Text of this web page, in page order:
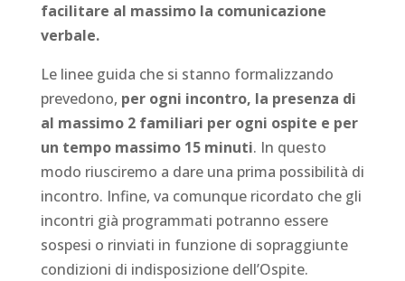
facilitare al massimo la comunicazione
verbale.
Le linee guida che si stanno formalizzando
prevedono, per ogni incontro, la presenza di
al massimo 2 familiari per ogni ospite e per
un tempo massimo 15 minuti. In questo
modo riusciremo a dare una prima possibilità di
incontro. Infine, va comunque ricordato che gli
incontri già programmati potranno essere
sospesi o rinviati in funzione di sopraggiunte
condizioni di indisposizione dell’Ospite.